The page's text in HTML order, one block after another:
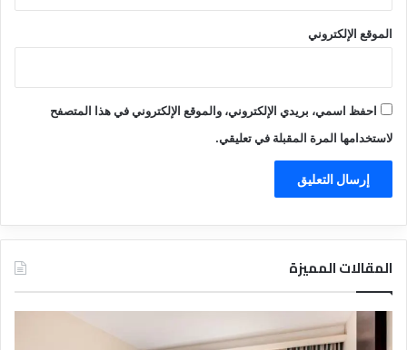
الموقع الإلكتروني
احفظ اسمي، بريدي الإلكتروني، والموقع الإلكتروني في هذا المتصفح
لاستخدامها المرة المقبلة في تعليقي.
المقالات المميزة